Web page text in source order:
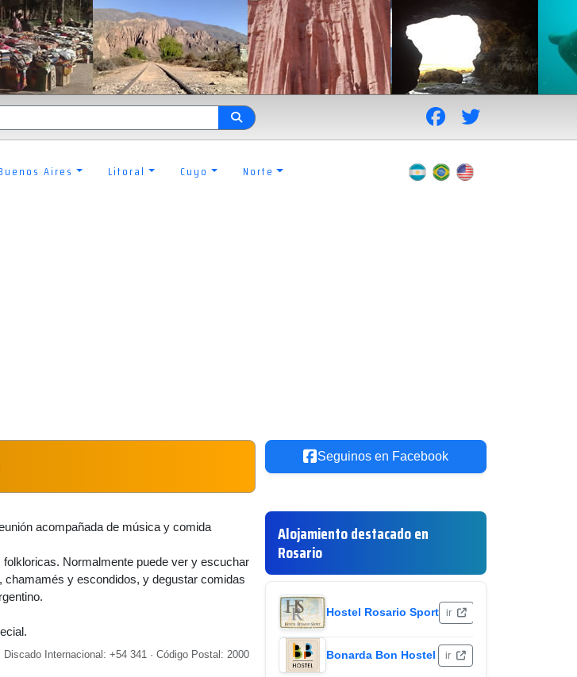
Aires Litoral Cuyo Norte
acompañada de música y comida
Normalmente puede ver y escuchar
y escondidos, y degustar comidas
Discado Internacional: +54 341 · Código Postal: 2000
Seguinos en Facebook
Alojamiento destacado en
Rosario
Hostel Rosario Sport ir
Bonarda Bon Hostel ir